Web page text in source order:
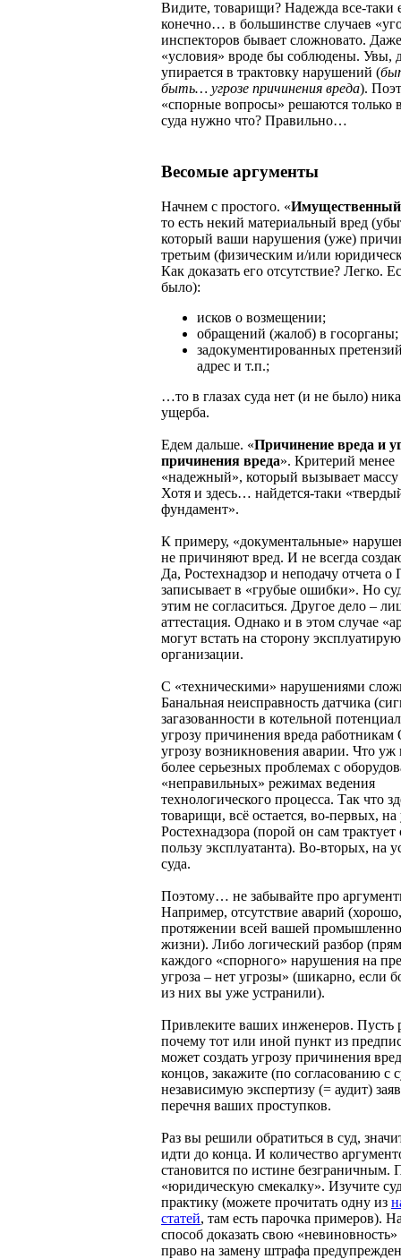
Видите, товарищи? Надежда все-таки
конечно… в большинстве случаев
инспекторов бывает сложновато. Даже
«условия» вроде бы соблюдены. Увы,
упирается в трактовку нарушений (
быть… угрозе причинения вреда).
«спорные вопросы» решаются только
суда нужно что? Правильно…
Весомые аргументы
Начнем с простого. «
то есть некий материальный вред
который ваши нарушения (уже)
третьим (физическим и/или
Как доказать его отсутствие? Легко.
было):
исков о возмещении;
обращений (жалоб) в госорганы;
задокументированных
адрес и т.п.;
…то в глазах суда нет (и не было)
ущерба.
Едем дальше. «Причинение вреда и
причинения вреда». Критерий менее
«надежный», который вызывает массу
Хотя и здесь… найдется-таки
фундамент».
К примеру, «документальные»
не причиняют вред. И не всегда
Да, Ростехнадзор и неподачу отчета
записывает в «грубые ошибки». Но
этим не согласиться. Другое дело –
аттестация. Однако и в этом случае
могут встать на сторону
организации.
С «техническими» нарушениями
Банальная неисправность датчика
загазованности в котельной
угрозу причинения вреда
угрозу возникновения аварии. Что уж
более серьезных проблемах с
«неправильных» режимах ведения
технологического процесса. Так что
товарищи, всё остается, во-первых, на
Ростехнадзора (порой он сам
пользу эксплуатанта). Во-вторых, на
суда.
Поэтому… не забывайте про
Например, отсутствие аварий
протяжении всей вашей
жизни). Либо логический разбор
каждого «спорного» нарушения на
угроза – нет угрозы» (шикарно, если
из них вы уже устранили).
Привлеките ваших инженеров. Пусть
почему тот или иной пункт из
может создать угрозу причинения
концов, закажите (по согласованию с
независимую экспертизу (= аудит)
перечня ваших проступков.
Раз вы решили обратиться в суд,
идти до конца. И количество
становится по истине безграничным.
«юридическую смекалку». Изучите
практику (можете прочитать одну из
статей, там есть парочка примеров).
способ доказать свою «невиновность»
право на замену штрафа